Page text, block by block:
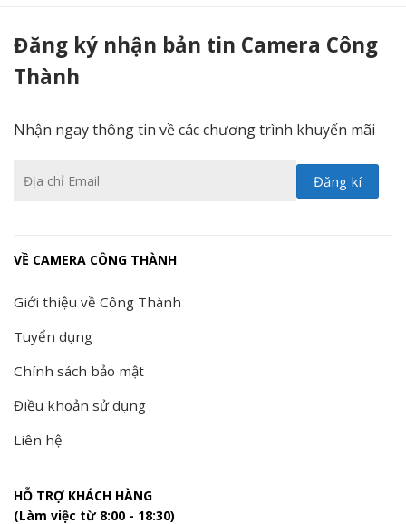
Đăng ký nhận bản tin Camera Công
Thành
Nhận ngay thông tin về các chương trình khuyến mãi
VỀ CAMERA CÔNG THÀNH
Giới thiệu về Công Thành
Tuyển dụng
Chính sách bảo mật
Điều khoản sử dụng
Liên hệ
HỖ TRỢ KHÁCH HÀNG
(Làm việc từ 8:00 - 18:30)